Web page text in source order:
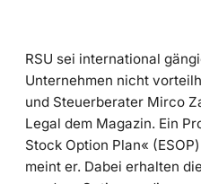
RSU sei international
Unternehmen nicht
und Steuerberater Mirco
Legal dem Magazin. Ein
Stock Option Plan«
meint er. Dabei erhalten